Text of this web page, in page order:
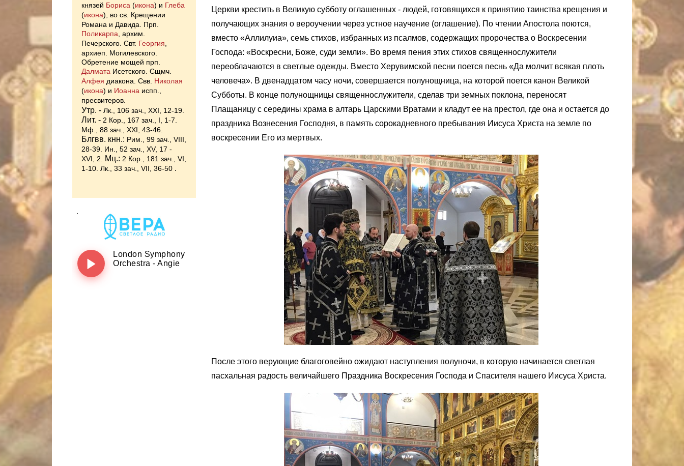
князей Бориса (икона) и Глеба
(икона), во св. Крещении
Романа и Давида. Прп.
Поликарпа , архим.
Печерского. Свт. Георгия
архиеп. Могилевского.
Обретение мощей прп.
Далмата Исетского. Сщмч.
Алфея диакона. Свв. Николая
(икона) и Иоанна испп.,
пресвитеров.
Утр. - Лк., 106 зач., XXI, 12-19.
Лит. - 2 Кор., 167 зач., I, 1-7.
Мф., 88 зач., XXI, 43-46.
Блгвв. кнн.: Рим., 99 зач., VIII,
28-39. Ин., 52 зач., XV, 17 -
XVI, 2.
Мц.: 2 Кор., 181 зач., VI,
1-10. Лк., 33 зач., VII, 36-50 .
Церкви крестить в Великую субботу оглашенных - людей, готовящихся к принятию таинства крещения и
получающих знания о вероучении через устное научение (оглашение). По чтении Апостола поются,
вместо «Аллилуиа», семь стихов, избранных из псалмов, содержащих пророчества о Воскресении
Господа: «Воскресни, Боже, суди земли». Во время пения этих стихов священнослужители
переоблачаются в светлые одежды. Вместо Херувимской песни поется песнь «Да молчит всякая плоть
человеча». В двенадцатом часу ночи, совершается полунощница, на которой поется канон Великой
Субботы. В конце полунощницы священнослужители, сделав три земных поклона, переносят
Плащаницу с середины храма в алтарь Царскими Вратами и кладут ее на престол, где она и остается до
праздника Вознесения Господня, в память сорокадневного пребывания Иисуса Христа на земле по
воскресении Его из мертвых.
После этого верующие благоговейно ожидают наступления полуночи, в которую начинается светлая
пасхальная радость величайшего Праздника Воскресения Господа и Спасителя нашего Иисуса Христа.